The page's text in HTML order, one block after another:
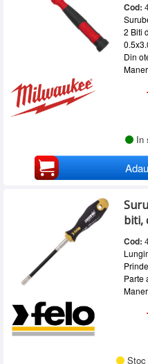
Cod:
2 Biti
Din
In
biti,
Cod:
Parte